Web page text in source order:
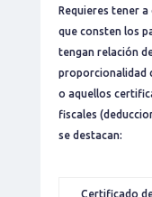
Requieres tener
que consten los
tengan relación
proporcionalidad
o aquellos
fiscales
se destacan:
Certificado